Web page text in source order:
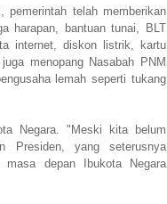
pemerintah telah memberikan
harapan, bantuan tunai, BLT
internet, diskon listrik, kartu
menopang Nasabah PNM
lemah seperti tukang
Negara. "Meski kita belum
Presiden, yang seterusnya
masa depan Ibukota Negara